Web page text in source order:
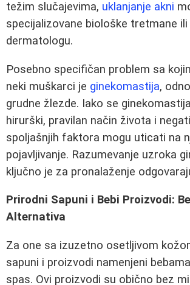
težim slučajevima, uklanjanje akni
specijalizovane biološke tretmane
dermatologu.
Posebno specifičan problem sa
neki muškarci je ginekomastija,
grudne žlezde. Iako se
hirurški, pravilan način života i
spoljašnjih faktora mogu uticati na
pojavljivanje. Razumevanje uzroka
ključno je za pronalaženje
Prirodni Sapuni i Bebi Proizvodi:
Alternativa
Za one sa izuzetno osetljivom
sapuni i proizvodi namenjeni
spas. Ovi proizvodi su obično bez